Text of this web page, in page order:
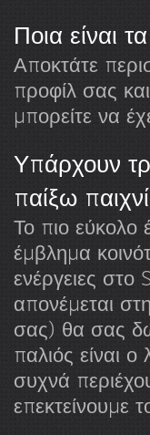
Ποια είναι
Αποκτάτε
προφίλ σας
μπορείτε να
Υπάρχουν
παίξω
Το πιο εύκολο
έμβλημα
ενέργειες
απονέμεται
σας) θα σας
παλιός είναι
συχνά
επεκτείνουμε